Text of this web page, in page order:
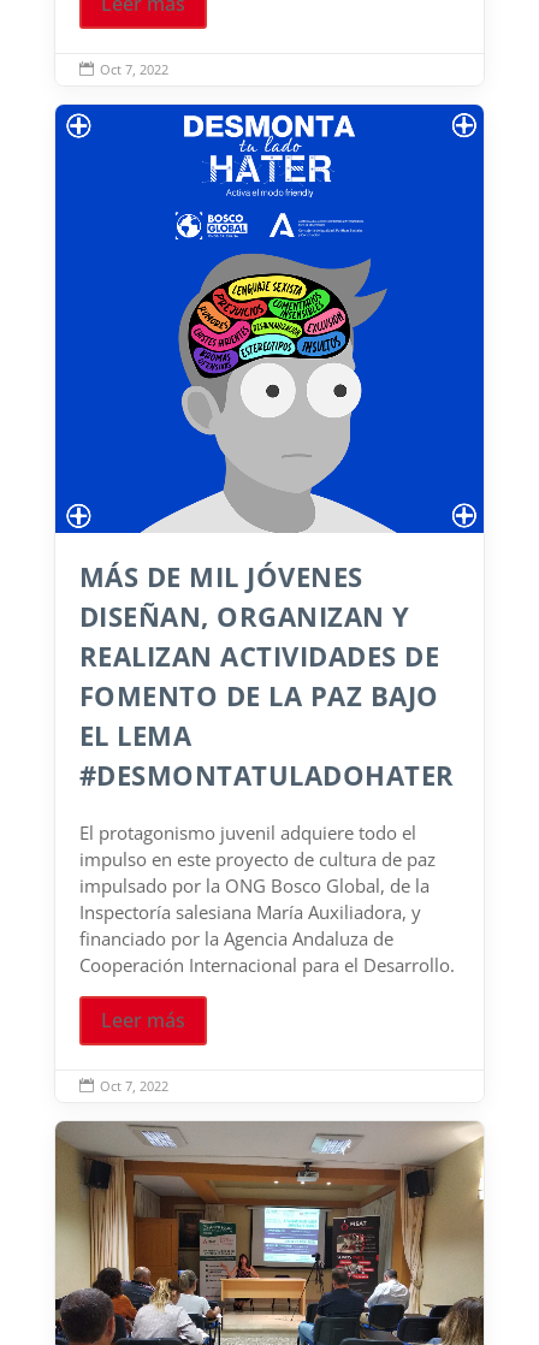
 Oct 7, 2022
MÁS DE MIL JÓVENES
DISEÑAN, ORGANIZAN Y
REALIZAN ACTIVIDADES DE
FOMENTO DE LA PAZ BAJO
EL LEMA
#DESMONTATULADOHATER
El protagonismo juvenil adquiere todo el
impulso en este proyecto de cultura de paz
impulsado por la ONG Bosco Global, de la
Inspectoría salesiana María Auxiliadora, y
financiado por la Agencia Andaluza de
Cooperación Internacional para el Desarrollo.
Leer más
 Oct 7, 2022